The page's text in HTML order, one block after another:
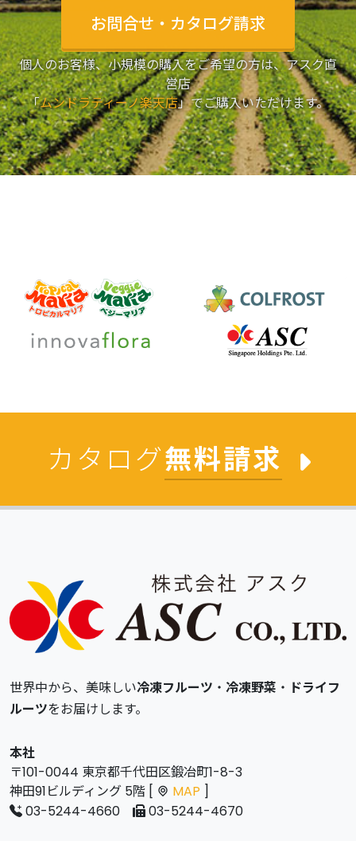
お問合せ・カタログ請求
個人のお客様、小規模の購入をご希望の方は、アスク直
営店
「ムンドラティーノ楽天店」でご購入いただけます。
カタログ無料請求
世界中から、美味しい冷凍フルーツ ・ 冷凍野菜 ・ ドライフ
ルーツをお届けします。
本社
〒101-0044 東京都千代田区鍛冶町1-8-3
神田91ビルディング 5階 [
MAP ]
03-5244-4660
03-5244-4670